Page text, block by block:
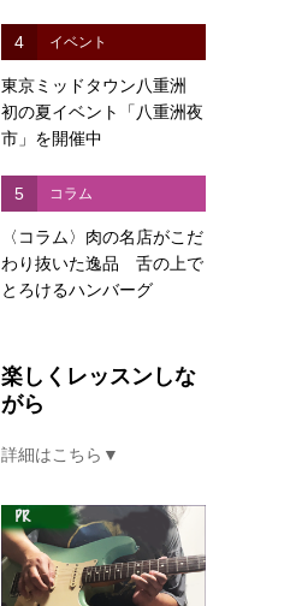
4 イベント
東京ミッドタウン八重洲
初の夏イベント「八重洲夜
市」を開催中
5 コラム
〈コラム〉肉の名店がこだ
わり抜いた逸品 舌の上で
とろけるハンバーグ
楽しくレッスンしな
がら
詳細はこちら▼